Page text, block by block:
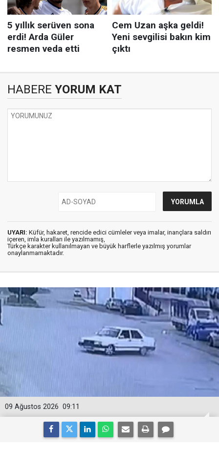
HABERE YORUM KAT
UYARI: Küfür, hakaret, rencide edici cümleler veya imalar, inançlara saldırı
içeren, imla kuralları ile yazılmamış,
Türkçe karakter kullanılmayan ve büyük harflerle yazılmış yorumlar
onaylanmamaktadır.
09:11
09 Ağustos 2026